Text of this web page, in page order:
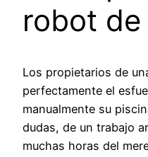
robot
Los propietarios de
perfectamente el
manualmente su
dudas, de un trabajo
muchas horas del